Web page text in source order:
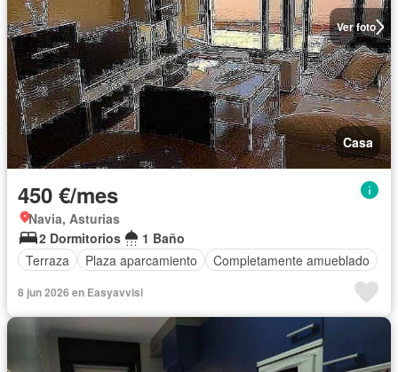
Ver foto
Casa
450 €/mes
Navia, Asturias
2 Dormitorios
1 Baño
Terraza
Plaza aparcamiento Completamente amueblado
8 jun 2026 en Easyavvisi